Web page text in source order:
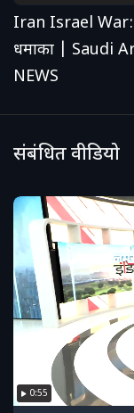
Iran Israel War:
धमाका | Saudi
NEWS
संबंधित वीडियो
0:55